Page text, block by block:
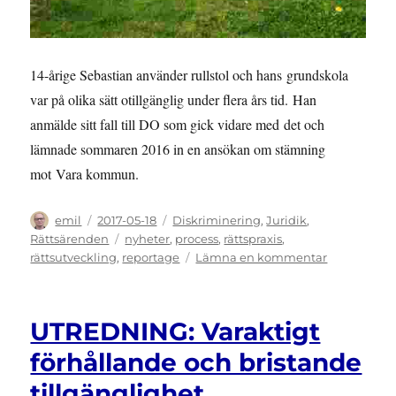
14-årige Sebastian använder rullstol och hans grundskola
var på olika sätt otillgänglig under flera års tid. Han
anmälde sitt fall till DO som gick vidare med det och
lämnade sommaren 2016 in en ansökan om stämning
mot Vara kommun.
Författare
emil
Publicerat
den
2017-05-18 Kategorier
Diskriminering,Juridik,
Rättsärenden
Etiketter
nyheter, process, rättspraxis,
rättsutveckling, reportage Lämna en kommentartill
i
UTREDNING: Varaktigt
förhållande och bristande